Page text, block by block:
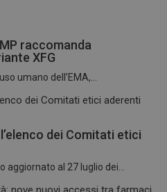
raccomanda
XFG
umano dell’EMA,...
dei Comitati etici
aggiornato al 27 luglio dei...